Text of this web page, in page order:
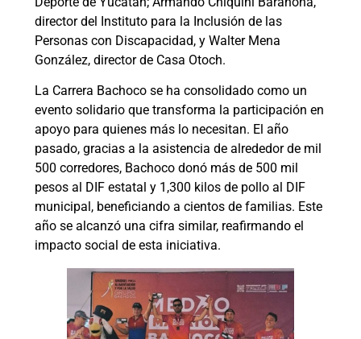
director del Instituto para la Inclusión de las
Personas con Discapacidad, y Walter Mena
González, director de Casa Otoch.
La Carrera Bachoco se ha consolidado como un
evento solidario que transforma la participación en
apoyo para quienes más lo necesitan. El año
pasado, gracias a la asistencia de alrededor de mil
500 corredores, Bachoco donó más de 500 mil
pesos al DIF estatal y 1,300 kilos de pollo al DIF
municipal, beneficiando a cientos de familias. Este
año se alcanzó una cifra similar, reafirmando el
impacto social de esta iniciativa.